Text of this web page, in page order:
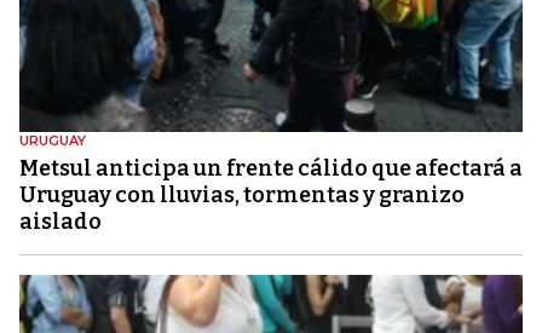
URUGUAY
Metsul anticipa un frente cálido que afectará a
Uruguay con lluvias, tormentas y granizo
aislado